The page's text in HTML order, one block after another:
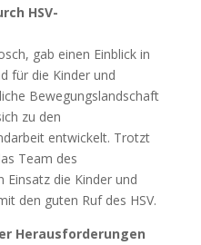
HSV-
gab einen Einblick in
für die Kinder und
Bewegungslandschaft
zu den
entwickelt. Trotzt
Team des
Einsatz die Kinder und
den guten Ruf des HSV.
Herausforderungen